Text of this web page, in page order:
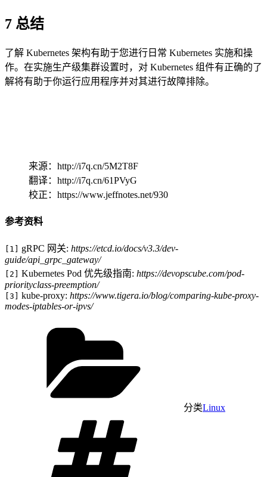
7 总结
了解 Kubernetes 架构有助于您进行日常 Kubernetes 实施和操
作。在实施生产级集群设置时，对 Kubernetes 组件有正确的了
解将有助于你运行应用程序并对其进行故障排除。
来源：http://i7q.cn/5M2T8F
翻译：http://i7q.cn/61PVyG
校正：https://www.jeffnotes.net/930
参考资料
[1] ​ gRPC 网关: https://etcd.io/docs/v3.3/dev-
guide/api_grpc_gateway/
[2] ​ Kubernetes Pod 优先级指南: https://devopscube.com/pod-
priorityclass-preemption/
[3] ​ kube-proxy​: https://www.tigera.io/blog/comparing-kube-proxy-
modes-iptables-or-ipvs/
分类Linux